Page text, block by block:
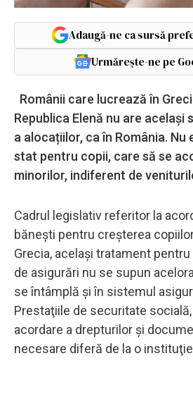
Adaugă-ne ca sursă
Urmărește-ne pe
Românii care lucrează în
Republica Elenă nu are același
a alocațiilor, ca în România. Nu
stat pentru copii, care să se
minorilor, indiferent de
Cadrul legislativ referitor la
bănești pentru creșterea
Grecia, același tratament
de asigurări nu se supun
se întâmplă și în sistemul
Prestaţiile de securitate
acordare a drepturilor şi
necesare diferă de la o instituţie